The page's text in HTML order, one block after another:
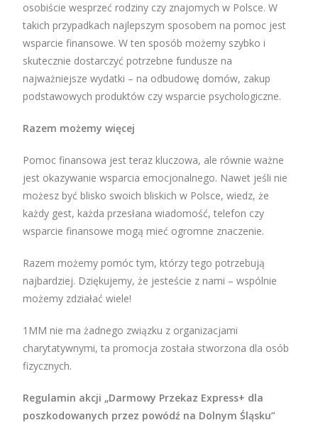
osobiście wesprzeć rodziny czy znajomych w Polsce. W
takich przypadkach najlepszym sposobem na pomoc jest
wsparcie finansowe. W ten sposób możemy szybko i
skutecznie dostarczyć potrzebne fundusze na
najważniejsze wydatki – na odbudowę domów, zakup
podstawowych produktów czy wsparcie psychologiczne.
Razem możemy więcej
Pomoc finansowa jest teraz kluczowa, ale równie ważne
jest okazywanie wsparcia emocjonalnego. Nawet jeśli nie
możesz być blisko swoich bliskich w Polsce, wiedz, że
każdy gest, każda przesłana wiadomość, telefon czy
wsparcie finansowe mogą mieć ogromne znaczenie.
Razem możemy pomóc tym, którzy tego potrzebują
najbardziej. Dziękujemy, że jesteście z nami – wspólnie
możemy zdziałać wiele!
1MM nie ma żadnego związku z organizacjami
charytatywnymi, ta promocja została stworzona dla osób
fizycznych.
Regulamin akcji „Darmowy Przekaz Express+ dla
poszkodowanych przez powódź na Dolnym Śląsku”